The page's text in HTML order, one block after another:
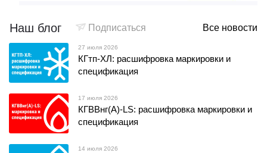
Наш блог Подписаться Все новости
27 июля 2026
КГтп-ХЛ: расшифровка маркировки и
спецификация
17 июля 2026
КГВВнг(А)-LS: расшифровка маркировки и
спецификация
14 июля 2026